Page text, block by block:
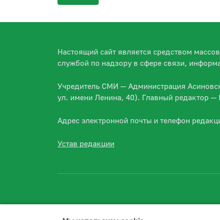
Настоящий сайт является средством
службой по надзору в сфере связи,
Учредитель СМИ — Администрация
ул. имени Ленина, 40). Главный редактор
Адрес электронной почты и телефон
Устав редакции